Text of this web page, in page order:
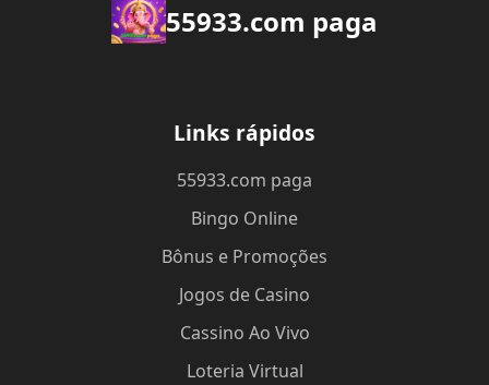
55933.com paga
Links rápidos
55933.com paga
Bingo Online
Bônus e Promoções
Jogos de Casino
Cassino Ao Vivo
Loteria Virtual